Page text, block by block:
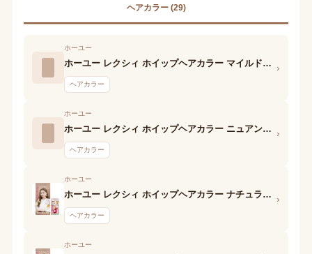
ヘアカラー (29)
ホーユー
ホーユー レクシィ ホイップヘアカラー マイルドモカ 1剤
ヘアカラー
›
ホーユー
ホーユー レクシィ ホイップヘアカラー ニュアンスロゼ 1剤
ヘアカラー
›
ホーユー
ホーユー レクシィ ホイップヘアカラー ナチュラルブラウン 1剤
ヘアカラー
›
ホーユー